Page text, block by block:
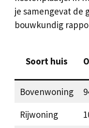
je samengevat de
bouwkundig
Soort huis
Bovenwoning
Rijwoning